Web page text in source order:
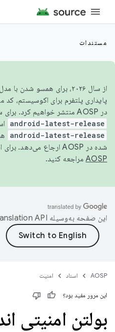
مستندات
از سال ۲۰۲۶، برای همسو
پایداری پلتفرم برای اکوسیستم،
در AOSP منتشر خواهیم کرد. برای ساخت و مشارکت در AOSP،
android-latest-release
android-latest-release
شده در AOSP ارجاع می‌دهد. برای اطلاعات بیشتر، به
AOSP مراجعه کنید.
این صفحه به‌وسیله
AOSP اسناد امنیت
این مرور مفید بود؟
بولتن امنیتی